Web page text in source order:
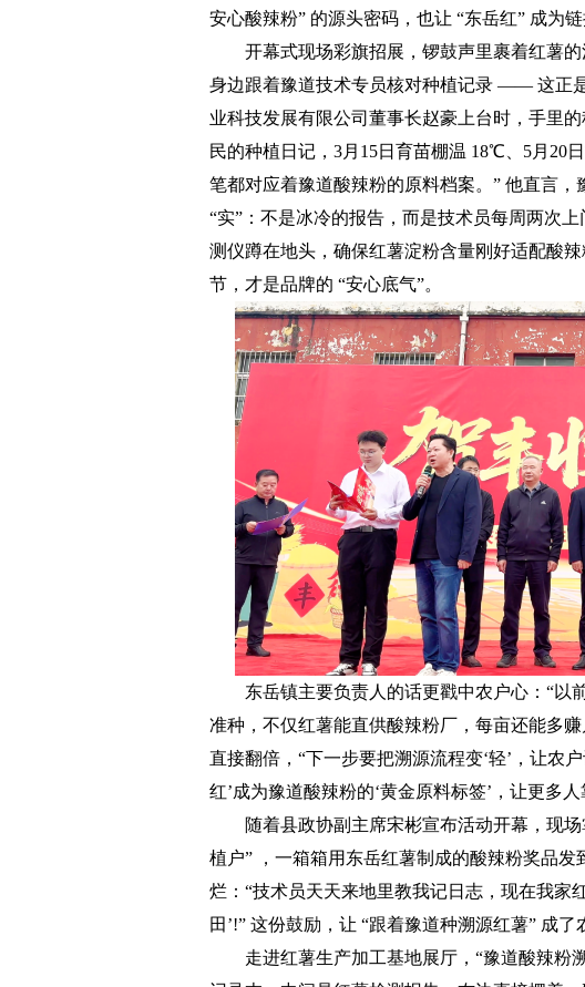
安心酸辣粉” 的源头密码，也让 “东岳红” 成为
开幕式现场彩旗招展，锣鼓声里裹着红薯的
身边跟着豫道技术专员核对种植记录 —— 这正
业科技发展有限公司董事长赵豪上台时，手里
民的种植日记，3月15日育苗棚温 18℃、5月20
笔都对应着豫道酸辣粉的原料档案。” 他直言
“实”：不是冰冷的报告，而是技术员每周两次
测仪蹲在地头，确保红薯淀粉含量刚好适配酸
节，才是品牌的 “安心底气”。
东岳镇主要负责人的话更戳中农户心：“以前
准种，不仅红薯能直供酸辣粉厂，每亩还能多
直接翻倍，“下一步要把溯源流程变‘轻’，让农
红’成为豫道酸辣粉的‘黄金原料标签’，让更多
随着县政协副主席宋彬宣布活动开幕，现场
植户” ，一箱箱用东岳红薯制成的酸辣粉奖品
烂：“技术员天天来地里教我记日志，现在我家
田’!” 这份鼓励，让 “跟着豫道种溯源红薯” 成了
走进红薯生产加工基地展厅，“豫道酸辣粉